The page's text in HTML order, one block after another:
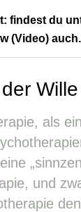
findest du
(Video) auch.
als
und